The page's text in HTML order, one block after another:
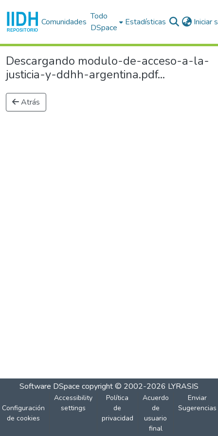
Comunidades
Todo
DSpace
Estadísticas Iniciar
Descargando modulo-de-acceso-a-la-
justicia-y-ddhh-argentina.pdf...
Atrás
Software DSpace copyright © 2002-2026 LYRASIS
Configuración
de cookies
Accessibility
settings
Política
de
privacidad
Acuerdo
de
usuario
final
Enviar
Sugerencias